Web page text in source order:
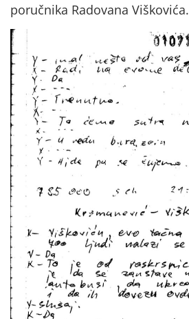
poručnika Radovana Viškovića.